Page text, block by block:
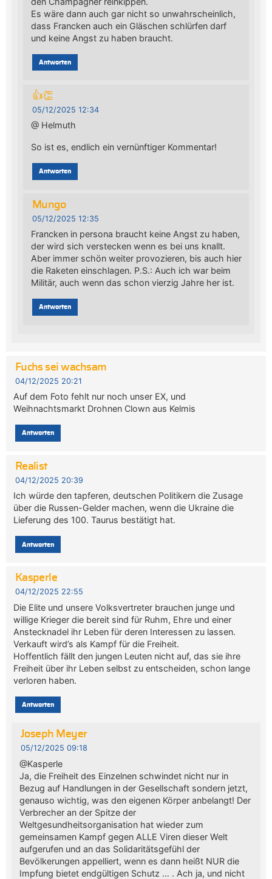
Es wäre dann auch gar nicht so unwahrscheinlich,
dass Francken auch ein Gläschen schlürfen darf
und keine Angst zu haben braucht.
Antworten
👍👏
05/12/2025 12:34
@ Helmuth
So ist es, endlich ein vernünftiger Kommentar!
Antworten
Mungo
05/12/2025 12:35
Francken in persona braucht keine Angst zu haben,
der wird sich verstecken wenn es bei uns knallt.
Aber immer schön weiter provozieren, bis auch hier
die Raketen einschlagen. P.S.: Auch ich war beim
Militär, auch wenn das schon vierzig Jahre her ist.
Antworten
Fuchs sei wachsam
04/12/2025 20:21
Auf dem Foto fehlt nur noch unser EX, und
Weihnachtsmarkt Drohnen Clown aus Kelmis
Antworten
Realist
04/12/2025 20:39
Ich würde den tapferen, deutschen Politikern die Zusage
über die Russen-Gelder machen, wenn die Ukraine die
Lieferung des 100. Taurus bestätigt hat.
Antworten
Kasperle
04/12/2025 22:55
Die Elite und unsere Volksvertreter brauchen junge und
willige Krieger die bereit sind für Ruhm, Ehre und einer
Anstecknadel ihr Leben für deren Interessen zu lassen.
Verkauft wird’s als Kampf für die Freiheit.
Hoffentlich fällt den jungen Leuten nicht auf, das sie ihre
Freiheit über ihr Leben selbst zu entscheiden, schon lange
verloren haben.
Antworten
Joseph Meyer
05/12/2025 09:18
@Kasperle
Ja, die Freiheit des Einzelnen schwindet nicht nur in
Bezug auf Handlungen in der Gesellschaft sondern jetzt,
genauso wichtig, was den eigenen Körper anbelangt! Der
Verbrecher an der Spitze der
Weltgesundheitsorganisation hat wieder zum
gemeinsamen Kampf gegen ALLE Viren dieser Welt
aufgerufen und an das Solidaritätsgefühl der
Bevölkerungen appelliert, wenn es dann heißt NUR die
Impfung bietet endgültigen Schutz … . Ach ja, und nicht